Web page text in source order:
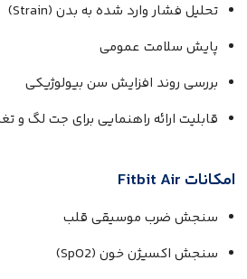
تحلیل فشار وارد شده به بدن (Strain)
پایش سلامت عمومی
بررسی روند افزایش سن بیولوژیکی
قابلیت ارائه راهنمایی برای جت لگ و
امکانات Fitbit Air
سنجش ضرب موسیقی قلب
سنجش اکسیژن خون (SpO2)